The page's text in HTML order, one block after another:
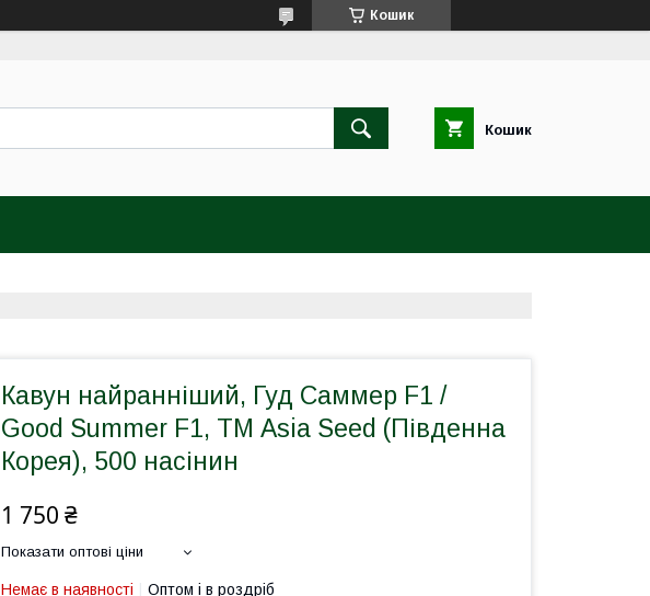
Кошик
Кошик
Кавун найранніший, Гуд Саммер F1 /
Good Summer F1, ТМ Asia Seed (Південна
Корея), 500 насінин
1 750 ₴
Показати оптові ціни
Немає в наявності Оптом і в роздріб